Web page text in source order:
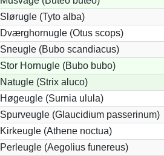
Slørugle (Tyto alba)
Dværghornugle (Otus scops)
Sneugle (Bubo scandiacus)
Stor Hornugle (Bubo bubo)
Natugle (Strix aluco)
Høgeugle (Surnia ulula)
Spurveugle (Glaucidium passerinum)
Kirkeugle (Athene noctua)
Perleugle (Aegolius funereus)